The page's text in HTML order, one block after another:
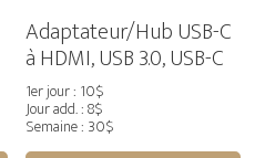
Adaptateur/Hub USB-C
à HDMI, USB 3.0, USB-C
1er jour : 10$
Jour add. : 8$
Semaine : 30$